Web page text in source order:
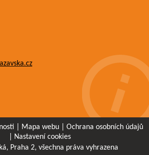
Mapa webu
Ochrana osobních údajů
Nastavení cookies
Praha 2, všechna práva vyhrazena